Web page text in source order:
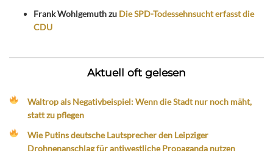
Frank Wohlgemuthzu Die SPD-Todessehnsucht erfasst die
CDU
Aktuell oft gelesen
Waltrop als Negativbeispiel: Wenn die Stadt nur noch mäht,
statt zu pflegen
Wie Putins deutsche Lautsprecher den Leipziger
Drohnenanschlag für antiwestliche Propaganda nutzen